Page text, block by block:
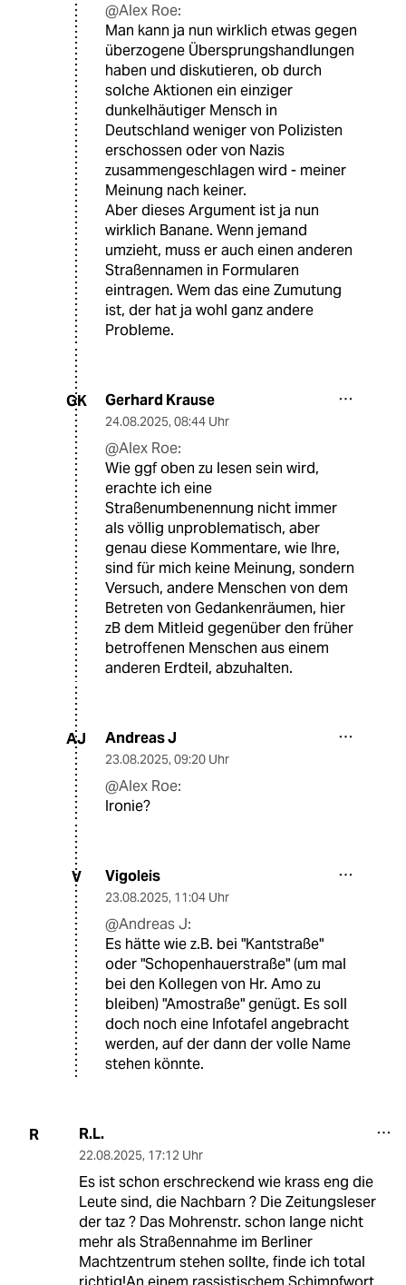
@Alex Roe:
Man kann ja nun wirklich etwas gegen
überzogene Übersprungshandlungen
haben und diskutieren, ob durch
solche Aktionen ein einziger
dunkelhäutiger Mensch in
Deutschland weniger von Polizisten
erschossen oder von Nazis
zusammengeschlagen wird - meiner
Meinung nach keiner.
Aber dieses Argument ist ja nun
wirklich Banane. Wenn jemand
umzieht, muss er auch einen anderen
Straßennamen in Formularen
eintragen. Wem das eine Zumutung
ist, der hat ja wohl ganz andere
Probleme.
GK Gerhard Krause
24.08.2025, 08:44 Uhr
@Alex Roe:
Wie ggf oben zu lesen sein wird,
erachte ich eine
Straßenumbenennung nicht immer
als völlig unproblematisch, aber
genau diese Kommentare, wie Ihre,
sind für mich keine Meinung, sondern
Versuch, andere Menschen von dem
Betreten von Gedankenräumen, hier
zB dem Mitleid gegenüber den früher
betroffenen Menschen aus einem
anderen Erdteil, abzuhalten.
AJ Andreas J
23.08.2025, 09:20 Uhr
@Alex Roe:
Ironie?
V Vigoleis
23.08.2025, 11:04 Uhr
@Andreas J:
Es hätte wie z.B. bei "Kantstraße"
oder "Schopenhauerstraße" (um mal
bei den Kollegen von Hr. Amo zu
bleiben) "Amostraße" genügt. Es soll
doch noch eine Infotafel angebracht
werden, auf der dann der volle Name
stehen könnte.
R R.L.
22.08.2025, 17:12 Uhr
Es ist schon erschreckend wie krass eng die
Leute sind, die Nachbarn ? Die Zeitungsleser
der taz ? Das Mohrenstr. schon lange nicht
mehr als Straßennahme im Berliner
Machtzentrum stehen sollte, finde ich total